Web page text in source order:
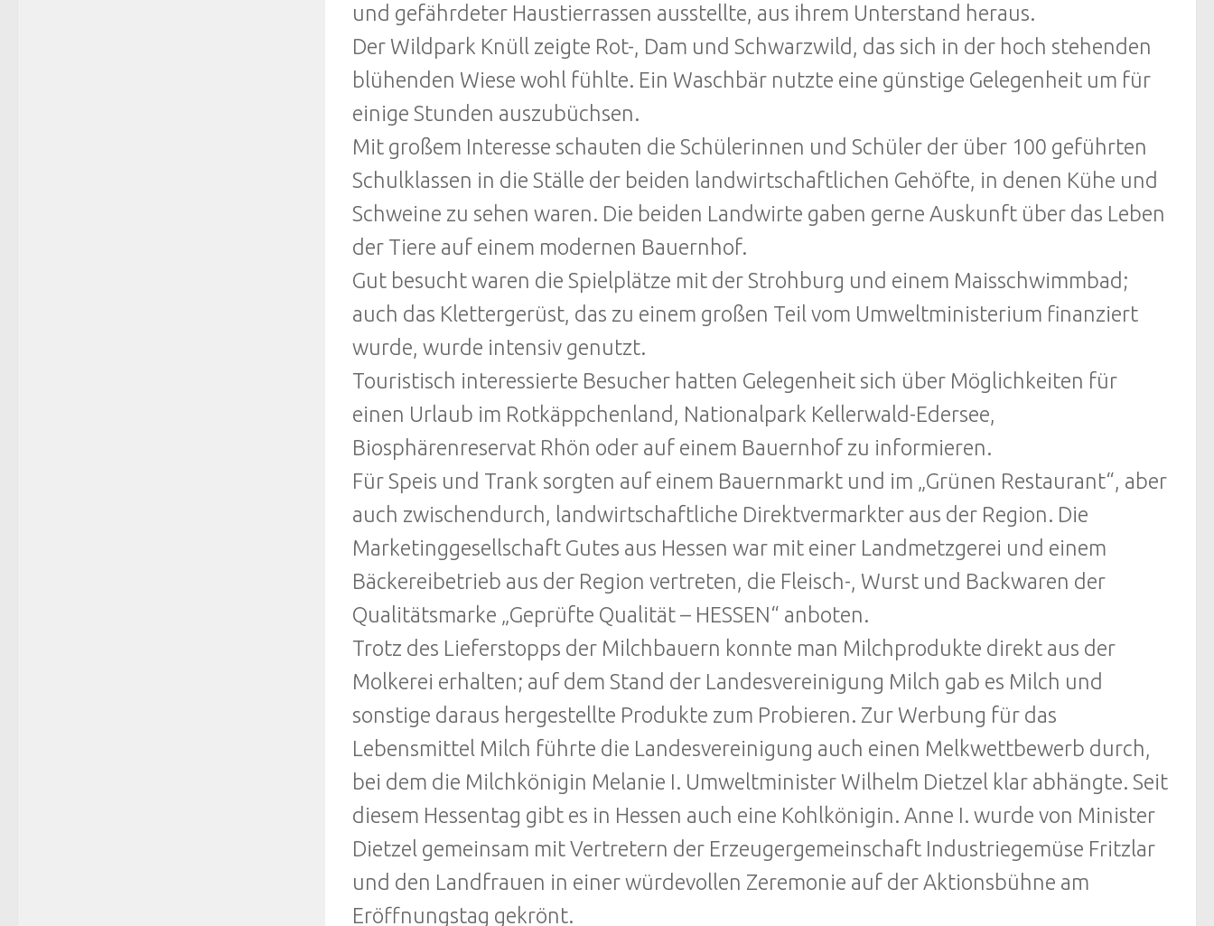
und gefährdeter Haustierrassen ausstellte, aus ihrem Unterstand heraus.
Der Wildpark Knüll zeigte Rot-, Dam und Schwarzwild, das sich in der hoch stehenden
blühenden Wiese wohl fühlte. Ein Waschbär nutzte eine günstige Gelegenheit um für
einige Stunden auszubüchsen.
Mit großem Interesse schauten die Schülerinnen und Schüler der über 100 geführten
Schulklassen in die Ställe der beiden landwirtschaftlichen Gehöfte, in denen Kühe und
Schweine zu sehen waren. Die beiden Landwirte gaben gerne Auskunft über das Leben
der Tiere auf einem modernen Bauernhof.
Gut besucht waren die Spielplätze mit der Strohburg und einem Maisschwimmbad;
auch das Klettergerüst, das zu einem großen Teil vom Umweltministerium finanziert
wurde, wurde intensiv genutzt.
Touristisch interessierte Besucher hatten Gelegenheit sich über Möglichkeiten für
einen Urlaub im Rotkäppchenland, Nationalpark Kellerwald-Edersee,
Biosphärenreservat Rhön oder auf einem Bauernhof zu informieren.
Für Speis und Trank sorgten auf einem Bauernmarkt und im „Grünen Restaurant“, aber
auch zwischendurch, landwirtschaftliche Direktvermarkter aus der Region. Die
Marketinggesellschaft Gutes aus Hessen war mit einer Landmetzgerei und einem
Bäckereibetrieb aus der Region vertreten, die Fleisch-, Wurst und Backwaren der
Qualitätsmarke „Geprüfte Qualität – HESSEN“ anboten.
Trotz des Lieferstopps der Milchbauern konnte man Milchprodukte direkt aus der
Molkerei erhalten; auf dem Stand der Landesvereinigung Milch gab es Milch und
sonstige daraus hergestellte Produkte zum Probieren. Zur Werbung für das
Lebensmittel Milch führte die Landesvereinigung auch einen Melkwettbewerb durch,
bei dem die Milchkönigin Melanie I. Umweltminister Wilhelm Dietzel klar abhängte. Seit
diesem Hessentag gibt es in Hessen auch eine Kohlkönigin. Anne I. wurde von Minister
Dietzel gemeinsam mit Vertretern der Erzeugergemeinschaft Industriegemüse Fritzlar
und den Landfrauen in einer würdevollen Zeremonie auf der Aktionsbühne am
Eröffnungstag gekrönt.